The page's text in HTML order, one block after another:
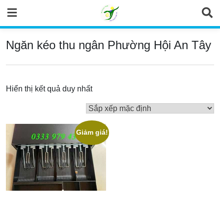
content
Ngăn kéo thu ngân Phường Hội An Tây
Hiển thị kết quả duy nhất
Giảm giá!